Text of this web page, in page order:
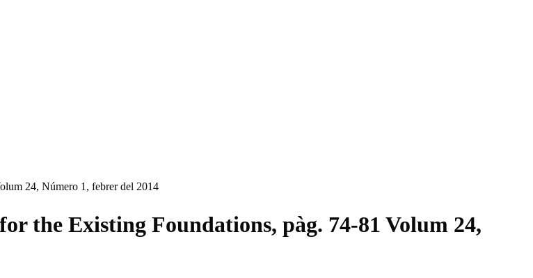
24, Número 1, febrer del 2014
the Existing Foundations, pàg. 74-81 Volum 24,